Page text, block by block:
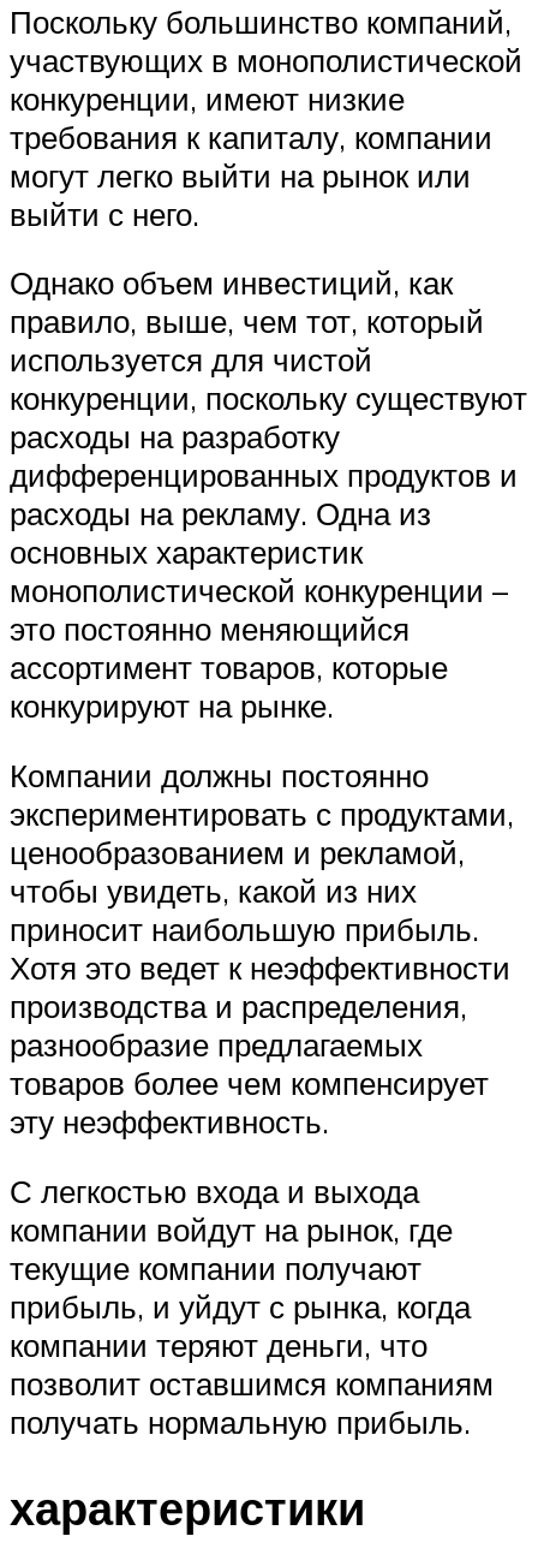
Поскольку большинство компаний,
участвующих в монополистической
конкуренции, имеют низкие
требования к капиталу, компании
могут легко выйти на рынок или
выйти с него.
Однако объем инвестиций, как
правило, выше, чем тот, который
используется для чистой
конкуренции, поскольку существуют
расходы на разработку
дифференцированных продуктов и
расходы на рекламу. Одна из
основных характеристик
монополистической конкуренции –
это постоянно меняющийся
ассортимент товаров, которые
конкурируют на рынке.
Компании должны постоянно
экспериментировать с продуктами,
ценообразованием и рекламой,
чтобы увидеть, какой из них
приносит наибольшую прибыль.
Хотя это ведет к неэффективности
производства и распределения,
разнообразие предлагаемых
товаров более чем компенсирует
эту неэффективность.
С легкостью входа и выхода
компании войдут на рынок, где
текущие компании получают
прибыль, и уйдут с рынка, когда
компании теряют деньги, что
позволит оставшимся компаниям
получать нормальную прибыль.
характеристики